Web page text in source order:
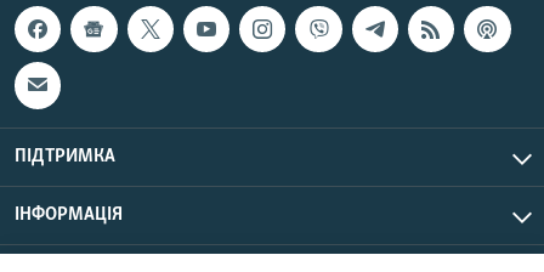
ПІДТРИМКА
ІНФОРМАЦІЯ